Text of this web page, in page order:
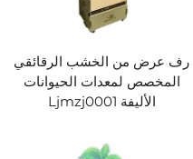
رف عرض من الخشب الرقائقي
المخصص لمعدات الحيوانات
الأليفة Ljmzj0001